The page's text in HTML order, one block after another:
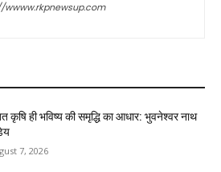
wwww.rkpnewsup.com
कृषि ही भविष्य की समृद्धि का आधार: भुवनेश्वर नाथ
7, 2026